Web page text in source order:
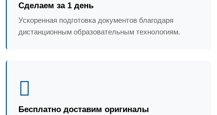
Сделаем за 1 день
Ускоренная подготовка документов благодаря
дистанционным образовательным технологиям.
Бесплатно доставим оригиналы